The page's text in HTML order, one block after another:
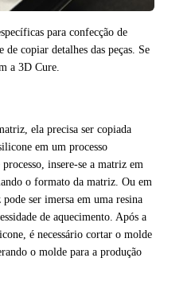
para confecção de
de copiar detalhes das peças. Se
a 3D Cure.
ela precisa ser copiada
em um processo
insere-se a matriz em
o formato da matriz. Ou em
ser imersa em uma resina
de aquecimento. Após a
é necessário cortar o molde
o molde para a produção